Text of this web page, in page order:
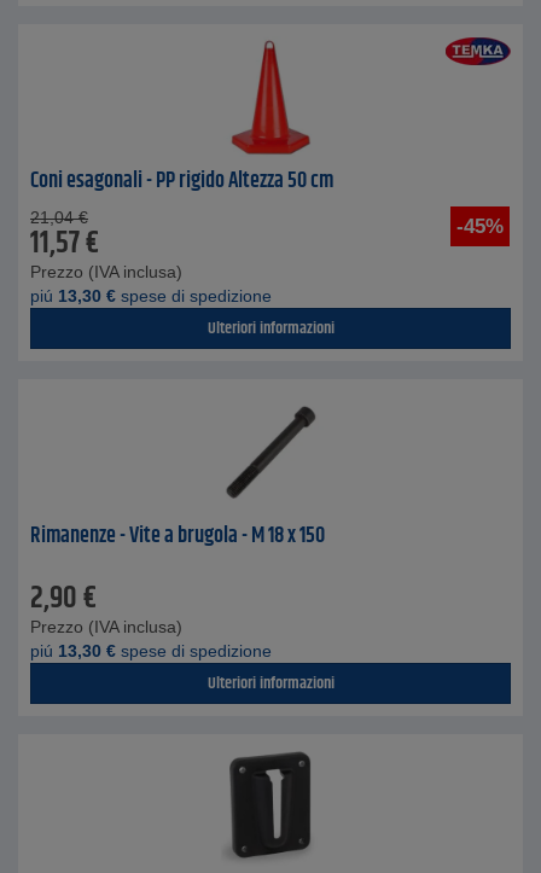
Coni esagonali - PP rigido Altezza 50 cm
-45%
21,04 €
11,57€
Prezzo (IVA inclusa)
piú 13,30 € spese di spedizione
Ulteriori informazioni
Rimanenze - Vite a brugola - M 18 x 150
2,90€
Prezzo (IVA inclusa)
piú 13,30 € spese di spedizione
Ulteriori informazioni